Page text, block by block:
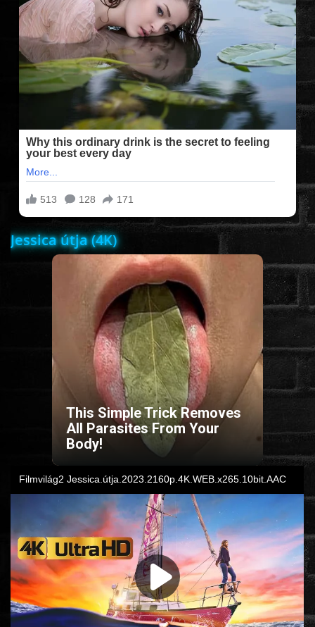
FILMEK (2025-ÖS)
FILMEK (2024-ES)
FILMEK (2023-AS)
FILMEK (2022-ES)
FELIRATOS FILMEK
AKCIÓ
THRILLER
KRIMI
Jessica útja (4K)
This Simple Trick Removes
All Parasites From Your
Body!